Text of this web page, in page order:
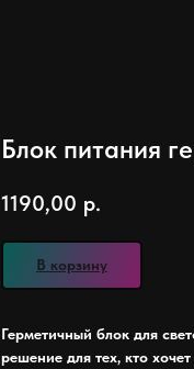
Блок питания
1190,00 р.
В корзину
Герметичный блок для
решение для тех, кто